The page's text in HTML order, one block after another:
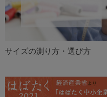
サイズの測り方・選び方